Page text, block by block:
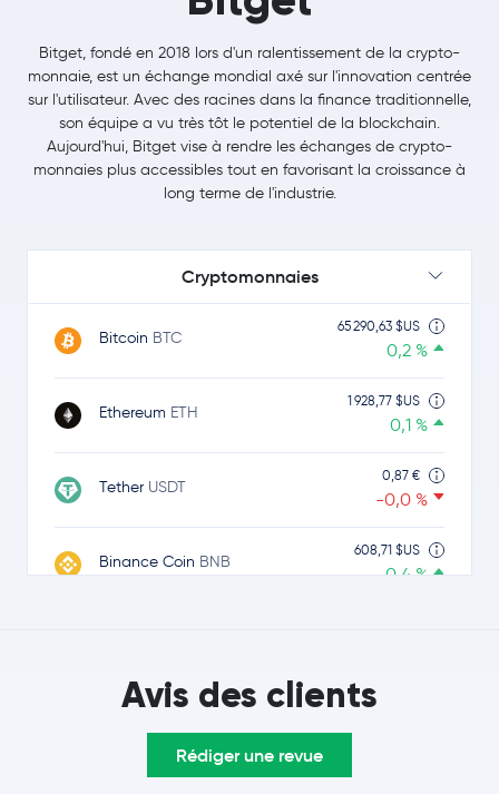
Bitget, fondé en 2018 lors d'un ralentissement de la crypto-
monnaie, est un échange mondial axé sur l'innovation centrée
sur l'utilisateur. Avec des racines dans la finance traditionnelle,
son équipe a vu très tôt le potentiel de la blockchain.
Aujourd'hui, Bitget vise à rendre les échanges de crypto-
monnaies plus accessibles tout en favorisant la croissance à
long terme de l'industrie.
Cryptomonnaies
Bitcoin BTC
0,2 %
65 290,63 $US
Ethereum ETH
0,1 %
1 928,77 $US
Tether USDT
-0,0 %
0,87 €
Binance Coin BNB
0,4 %
608,71 $US
Ripple XRP
1,04 $US
Avis des clients
Rédiger une revue